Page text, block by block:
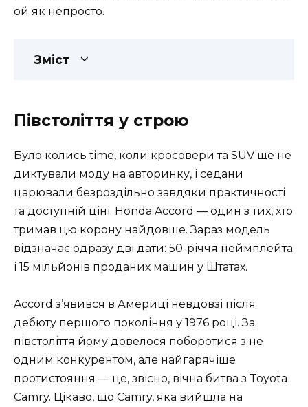
ой як непросто.
Зміст
Півстоліття у строю
Було колись time, коли кросовери та SUV ще не
диктували моду на авторинку, і седани
царювали безроздільно завдяки практичності
та доступній ціні. Honda Accord — один з тих, хто
тримав цю корону найдовше. Зараз модель
відзначає одразу дві дати: 50-річчя неймплейта
і 15 мільйонів проданих машин у Штатах.
Accord з’явився в Америці невдовзі після
дебюту першого покоління у 1976 році. За
півстоліття йому довелося поборотися з не
одним конкурентом, але найгарячіше
протистояння — це, звісно, вічна битва з Toyota
Camry. Цікаво, що Camry, яка вийшла на